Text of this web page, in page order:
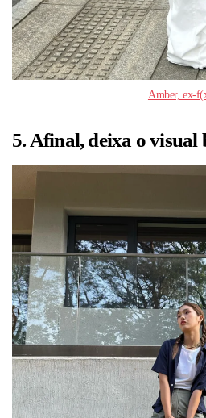
Amber, ex-
5. Afinal, deixa o visual